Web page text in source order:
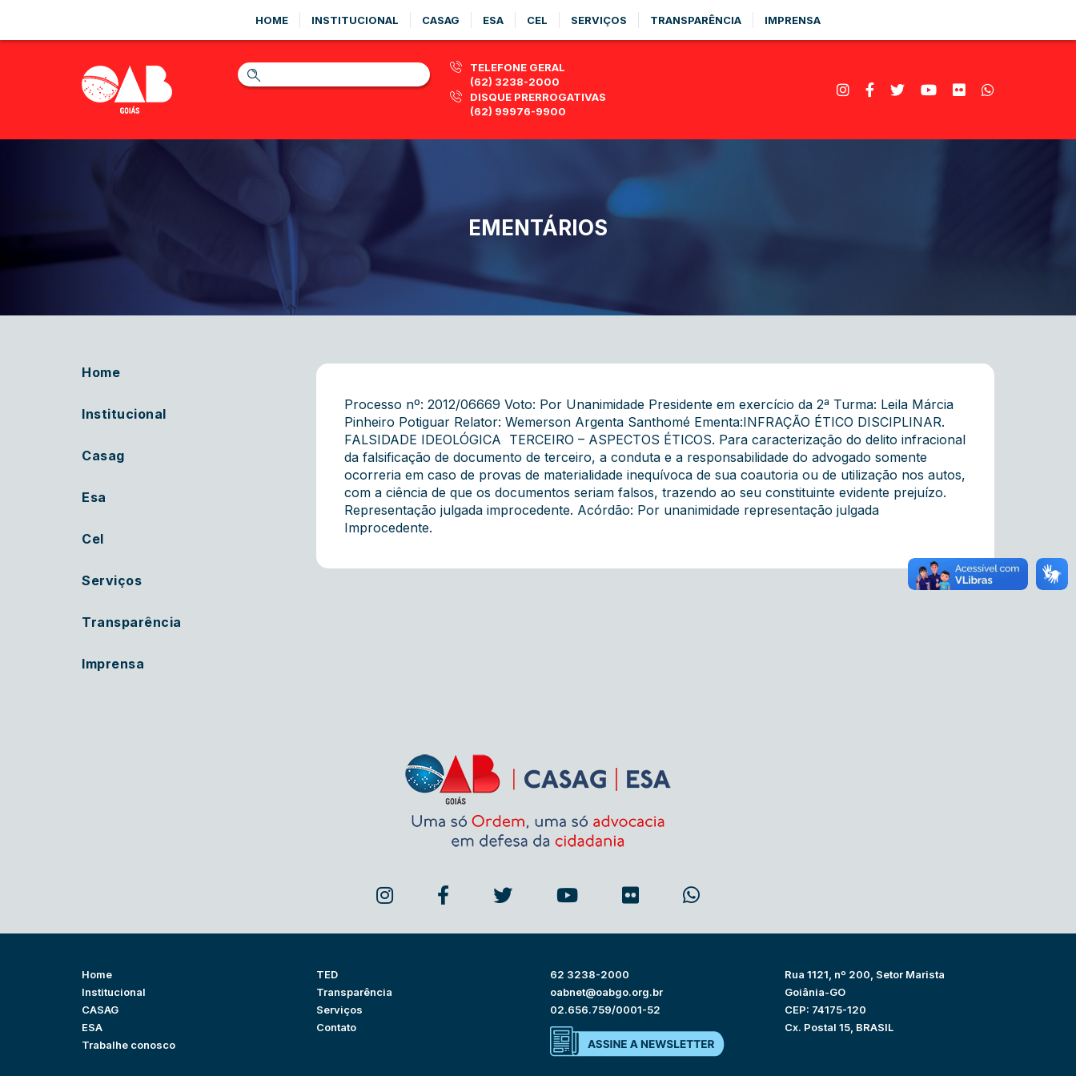
HOME INSTITUCIONAL CASAG ESA CEL SERVIÇOS TRANSPARÊNCIA IMPRENSA
TELEFONE GERAL
(62) 3238-2000
DISQUE PRERROGATIVAS
(62) 99976-9900
EMENTÁRIOS
Home
Institucional
Casag
Esa
Cel
Serviços
Transparência
Imprensa
Processo nº: 2012/06669 Voto: Por Unanimidade Presidente em exercício da 2ª Turma: Leila Márcia
Pinheiro Potiguar Relator: Wemerson Argenta Santhomé Ementa:INFRAÇÃO ÉTICO DISCIPLINAR.
FALSIDADE IDEOLÓGICA  TERCEIRO – ASPECTOS ÉTICOS. Para caracterização do delito infracional
da falsificação de documento de terceiro, a conduta e a responsabilidade do advogado somente
ocorreria em caso de provas de materialidade inequívoca de sua coautoria ou de utilização nos autos,
com a ciência de que os documentos seriam falsos, trazendo ao seu constituinte evidente prejuízo.
Representação julgada improcedente. Acórdão: Por unanimidade representação julgada
Improcedente.
Home
Institucional
CASAG
ESA
Trabalhe conosco
TED
Transparência
Serviços
Contato
62 3238-2000
oabnet@oabgo.org.br
02.656.759/0001-52
Rua 1121, nº 200, Setor Marista
Goiânia-GO
CEP: 74175-120
Cx. Postal 15, BRASIL